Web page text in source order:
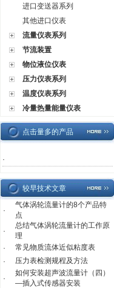
进口变送器系列
其他进口仪表
流量仪表系列
节流装置
物位液位仪表
压力仪表系列
温度仪表系列
冷量热量能量仪表
点击量多的产品
·
较早技术文章
·
气体涡轮流量计的8个产品特
点
·
总结气体涡轮流量计的工作原
理
·
常见物质流体近似粘度表
·
压力表检测规程及方法
·
如何安装超声波流量计（四）
—插入式传感器安装